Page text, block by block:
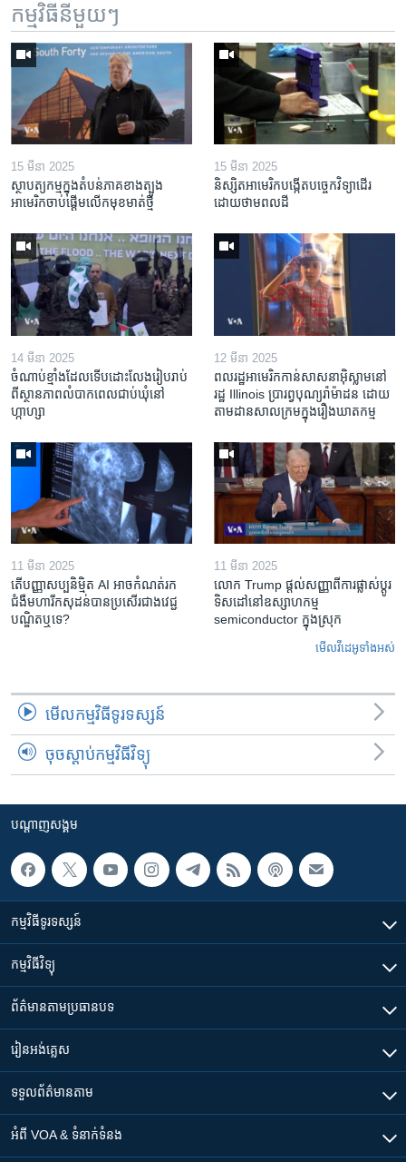
កម្មវិធី​នីមួយៗ
15 មីនា 2025
ស្ថាបត្យកម្ម​ក្នុង​តំបន់​ភាគ​ខាង​ត្បូង​
អាមេរិក​ចាប់ផ្តើម​លើក​មុខមាត់​ថ្មី
15 មីនា 2025
និស្សិត​អាមេរិក​បង្កើត​បច្ចេកវិទ្យា​ដើរ​
ដោយ​ថាមពល​ដី
14 មីនា 2025
ចំណាប់ខ្មាំង​ដែល​ទើប​ដោះលែង​រៀបរាប់​
ពី​ស្ថានភាព​​លំបាក​ពេល​ជាប់​ឃុំ​នៅ​
ហ្កាហ្សា
12 មីនា 2025
ពលរដ្ឋអាមេរិក​កាន់សាសនា​អ៊ិស្លាម​នៅ
រដ្ឋ Illinois ​ប្រារព្វបុណ្យរ៉ាម៉ាដន ​ដោយ​
តាម​ដាន​​សាលក្រមក្នុងរឿងឃាតកម្ម
11 មីនា 2025
តើ​បញ្ញាសប្បនិម្មិត​ AI អាច​កំណត់​រក​
ជំងឺមហារីក​សុដន់​បាន​ប្រសើរ​ជាង​វេជ្ជ
បណ្ឌិត​ឬ​ទេ?
11 មីនា 2025
លោក Trump ផ្តល់សញ្ញាពីការផ្លាស់ប្តូរ
ទិសដៅនៅឧស្សាហកម្ម
semiconductor ក្នុងស្រុក
មើល​វីដេអូ​ទាំង​អស់
មើល​កម្មវិធី​ទូរទស្សន៍
ចុចស្តាប់កម្មវិធីវិទ្យុ
បណ្តាញ​សង្គម
កម្មវិធី​ទូរទស្សន៍
កម្មវិធី​វិទ្យុ
ព័ត៌មាន​តាមប្រធានបទ​
រៀន​​អង់គ្លេស
ទទួល​ព័ត៌មាន​តាម
អំពី​ VOA & ទំនាក់ទំនង